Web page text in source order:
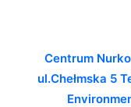
Centrum
ul.Chełmska 5